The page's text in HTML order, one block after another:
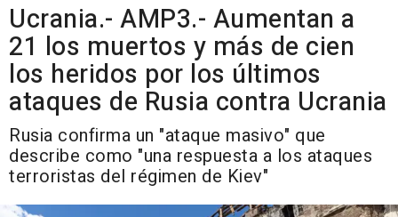
Ucrania.- AMP3.- Aumentan a
21 los muertos y más de cien
los heridos por los últimos
ataques de Rusia contra Ucrania
Rusia confirma un "ataque masivo" que
describe como "una respuesta a los ataques
terroristas del régimen de Kiev"